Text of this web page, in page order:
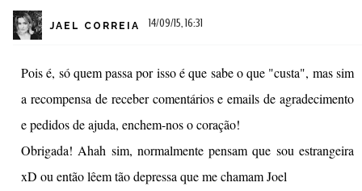
JAEL CORREIA 14/09/15, 16:31
Pois é, só quem passa por isso é que sabe o que "custa", mas sim
a recompensa de receber comentários e emails de agradecimento
e pedidos de ajuda, enchem-nos o coração!
Obrigada! Ahah sim, normalmente pensam que sou estrangeira
xD ou então lêem tão depressa que me chamam Joel